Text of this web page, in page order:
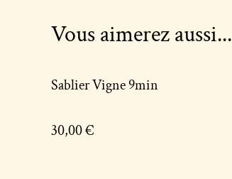
Vous aimerez aussi...
Sablier Vigne 9min
30,00 €